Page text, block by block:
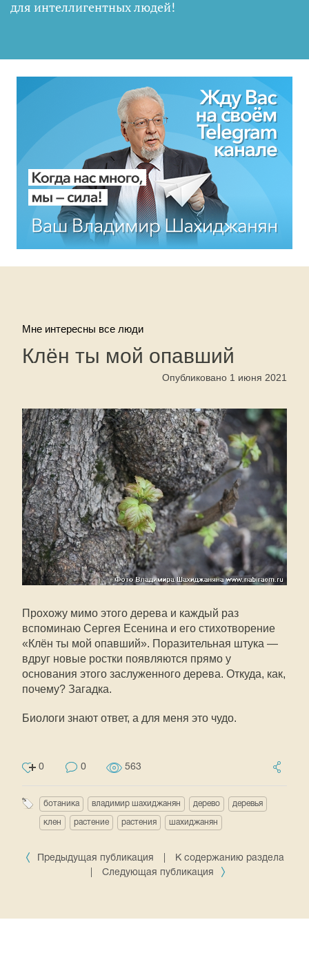
для интеллигентных людей!
Мне интересны все люди
Клён ты мой опавший
Опубликовано 1 июня 2021
Прохожу мимо этого дерева и каждый раз
вспоминаю Сергея Есенина и его стихотворение
«Клён ты мой опавший». Поразительная штука —
вдруг новые ростки появляются прямо у
основания этого заслуженного дерева. Откуда, как,
почему? Загадка.
Биологи знают ответ, а для меня это чудо.
0 0 563
ботаника владимир шахиджанян дерево деревья
клен растение растения шахиджанян
Предыдущая публикация
К содержанию раздела
Следующая публикация